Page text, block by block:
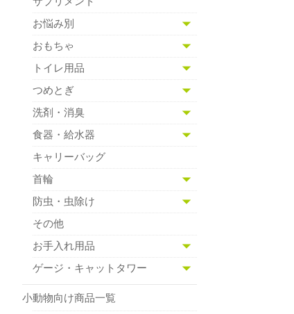
お悩み別
おもちゃ
トイレ用品
つめとぎ
洗剤・消臭
食器・給水器
キャリーバッグ
首輪
防虫・虫除け
その他
お手入れ用品
ゲージ・キャットタワー
小動物向け商品一覧